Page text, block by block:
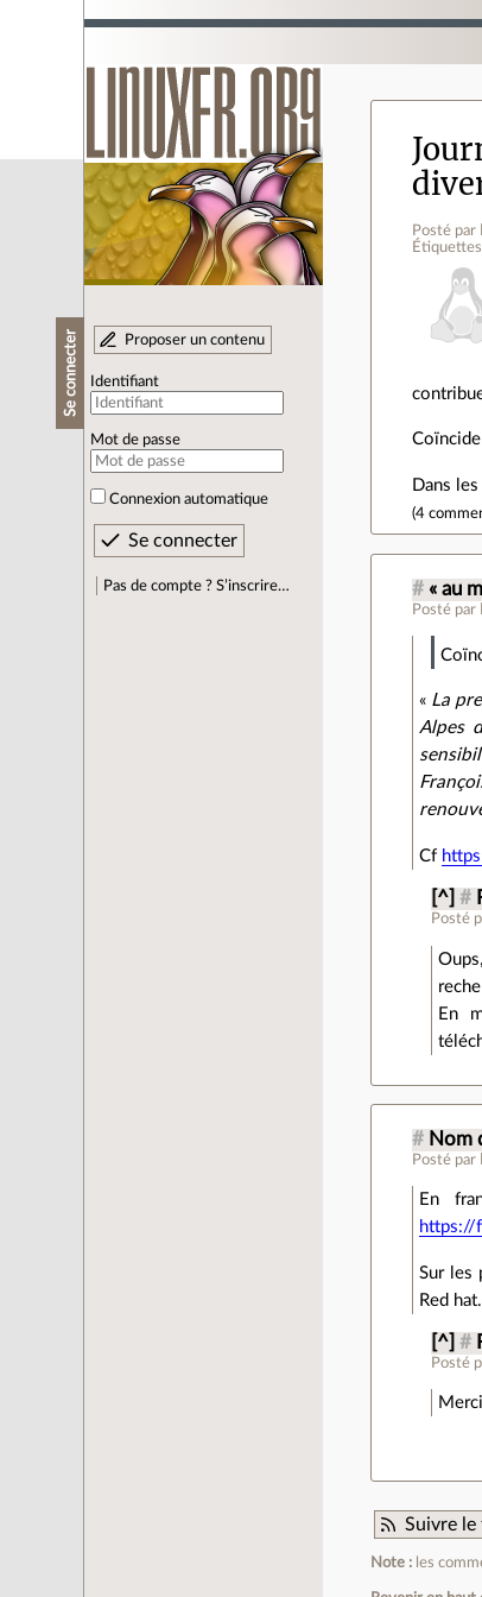
Se connecter Proposer un contenu
Identifiant
Mot de passe
Connexion automatique
Pas de compte ? S’inscrire…
Posté par
Dans
(4
# « au
Posté par
« La
Alpes
Cf
[^] #
Posté
En
# Nom
Posté par
En
https://
Sur les
Red hat.
[^] #
Posté
Suivre le
Note : les